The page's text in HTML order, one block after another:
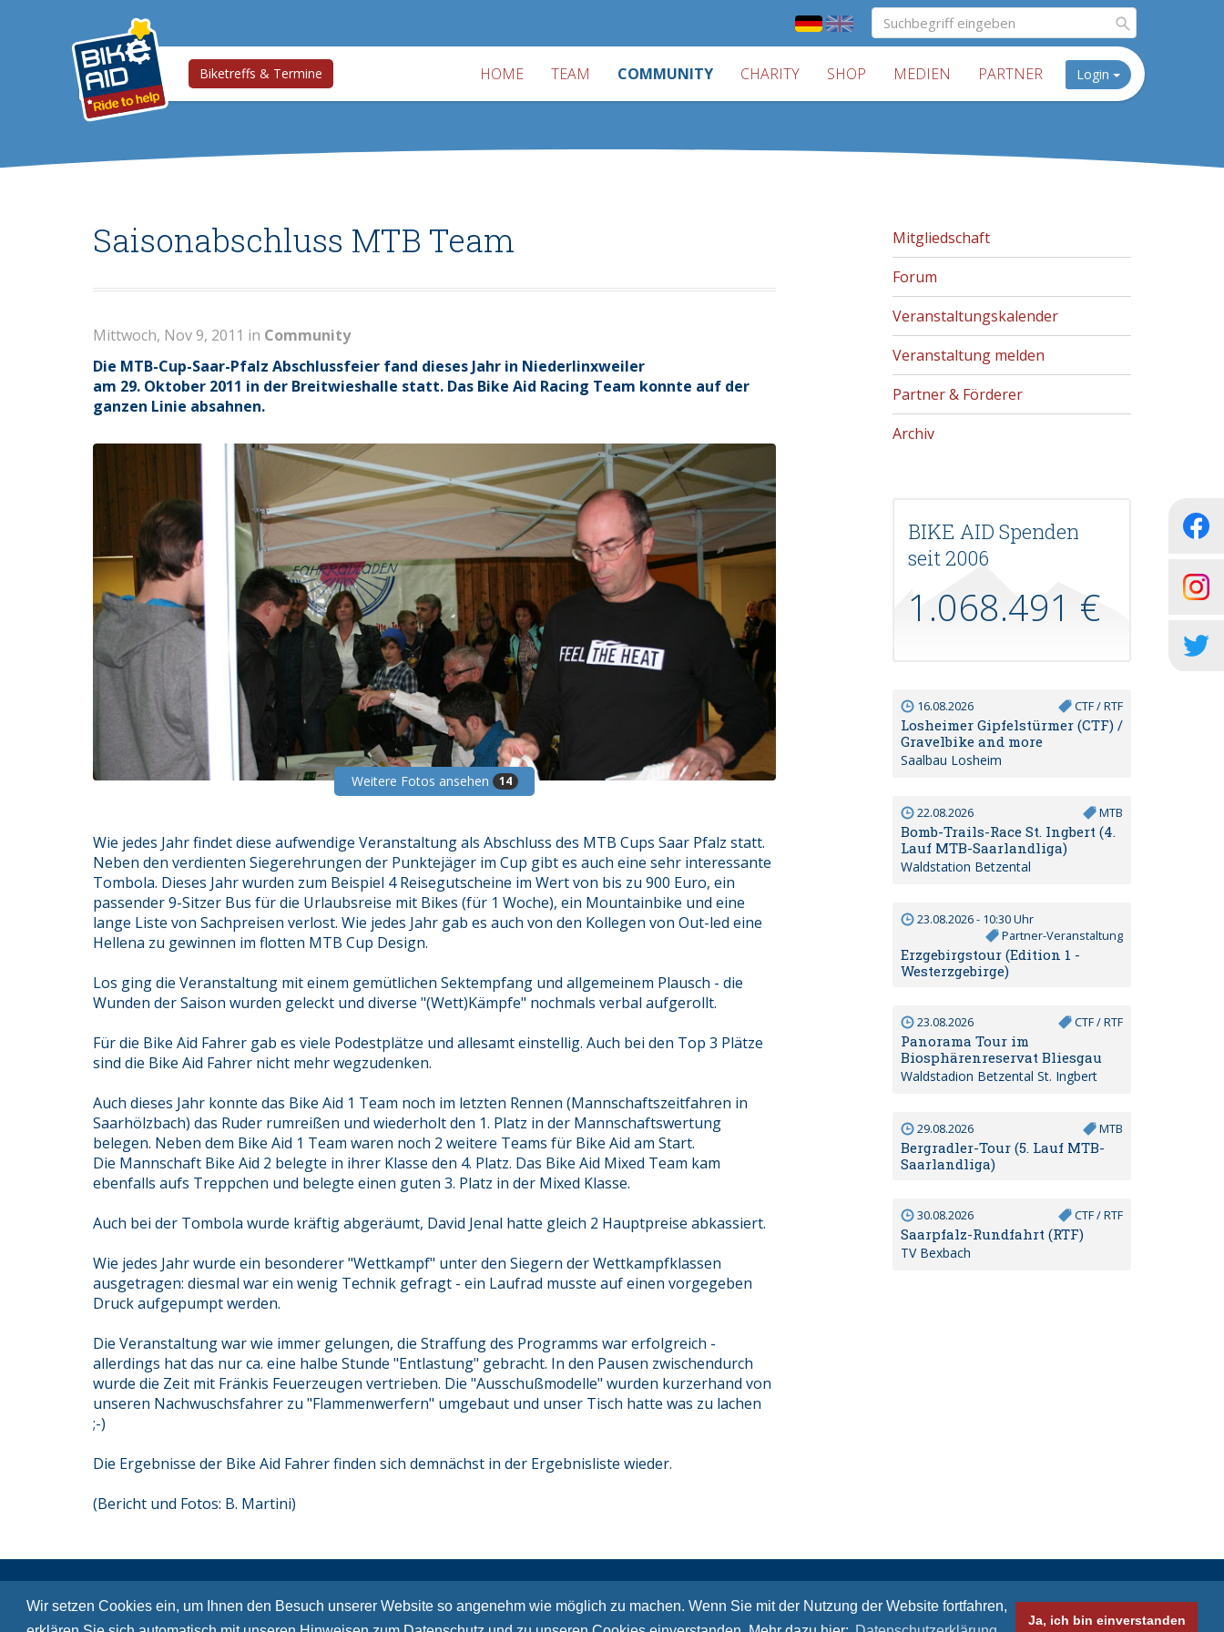
Wir setzen Cookies ein, um Ihnen den Besuch unserer Website so angenehm wie möglich zu machen. Wenn Sie mit der Nutzung der Website fortfahren,
Ja, ich bin einverstanden
Biketreffs & Termine HOME TEAM COMMUNITY CHARITY SHOP MEDIEN PARTNER Login
Saisonabschluss MTB Team
Mittwoch, Nov 9, 2011 in Community
Die MTB-Cup-Saar-Pfalz Abschlussfeier fand dieses Jahr in Niederlinxweiler
am 29. Oktober 2011 in der Breitwieshalle statt. Das Bike Aid Racing Team konnte auf der
ganzen Linie absahnen.
Weitere Fotos ansehen 14
Wie jedes Jahr findet diese aufwendige Veranstaltung als Abschluss des MTB Cups Saar Pfalz statt.
Neben den verdienten Siegerehrungen der Punktejäger im Cup gibt es auch eine sehr interessante
Tombola. Dieses Jahr wurden zum Beispiel 4 Reisegutscheine im Wert von bis zu 900 Euro, ein
passender 9-Sitzer Bus für die Urlaubsreise mit Bikes (für 1 Woche), ein Mountainbike und eine
lange Liste von Sachpreisen verlost. Wie jedes Jahr gab es auch von den Kollegen von Out-led eine
Hellena zu gewinnen im flotten MTB Cup Design.
Los ging die Veranstaltung mit einem gemütlichen Sektempfang und allgemeinem Plausch - die
Wunden der Saison wurden geleckt und diverse "(Wett)Kämpfe" nochmals verbal aufgerollt.
Für die Bike Aid Fahrer gab es viele Podestplätze und allesamt einstellig. Auch bei den Top 3 Plätze
sind die Bike Aid Fahrer nicht mehr wegzudenken.
Auch dieses Jahr konnte das Bike Aid 1 Team noch im letzten Rennen (Mannschaftszeitfahren in
Saarhölzbach) das Ruder rumreißen und wiederholt den 1. Platz in der Mannschaftswertung
belegen. Neben dem Bike Aid 1 Team waren noch 2 weitere Teams für Bike Aid am Start.
Die Mannschaft Bike Aid 2 belegte in ihrer Klasse den 4. Platz. Das Bike Aid Mixed Team kam
ebenfalls aufs Treppchen und belegte einen guten 3. Platz in der Mixed Klasse.
Auch bei der Tombola wurde kräftig abgeräumt, David Jenal hatte gleich 2 Hauptpreise abkassiert.
Wie jedes Jahr wurde ein besonderer "Wettkampf" unter den Siegern der Wettkampfklassen
ausgetragen: diesmal war ein wenig Technik gefragt - ein Laufrad musste auf einen vorgegeben
Druck aufgepumpt werden.
Die Veranstaltung war wie immer gelungen, die Straffung des Programms war erfolgreich -
allerdings hat das nur ca. eine halbe Stunde "Entlastung" gebracht. In den Pausen zwischendurch
wurde die Zeit mit Fränkis Feuerzeugen vertrieben. Die "Ausschußmodelle" wurden kurzerhand von
unseren Nachwuschsfahrer zu "Flammenwerfern" umgebaut und unser Tisch hatte was zu lachen
;-)
Die Ergebnisse der Bike Aid Fahrer finden sich demnächst in der Ergebnisliste wieder.
(Bericht und Fotos: B. Martini)
Mitgliedschaft
Forum
Veranstaltungskalender
Veranstaltung melden
Partner & Förderer
Archiv
BIKE AID Spenden
seit 2006
1.068.491 €
16.08.2026 CTF / RTF
Losheimer Gipfelstürmer (CTF) /
Gravelbike and more
Saalbau Losheim
22.08.2026 MTB
Bomb-Trails-Race St. Ingbert (4.
Lauf MTB-Saarlandliga)
Waldstation Betzental
23.08.2026 - 10:30 Uhr
Partner-Veranstaltung
Erzgebirgstour (Edition 1 -
Westerzgebirge)
23.08.2026 CTF / RTF
Panorama Tour im
Biosphärenreservat Bliesgau
Waldstadion Betzental St. Ingbert
29.08.2026 MTB
Bergradler-Tour (5. Lauf MTB-
Saarlandliga)
30.08.2026 CTF / RTF
Saarpfalz-Rundfahrt (RTF)
TV Bexbach
© Bikeaid 2026